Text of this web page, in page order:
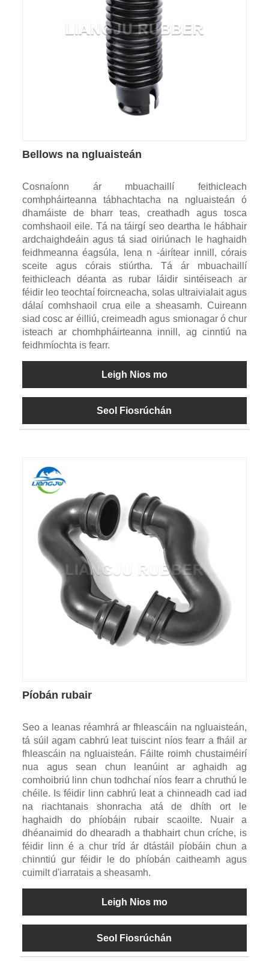
Bellows na ngluaisteán
Cosnaíonn ár mbuachaillí feithicleach
comhpháirteanna tábhachtacha na ngluaisteán ó
dhamáiste de bharr teas, creathadh agus tosca
comhshaoil ​​eile. Tá na táirgí seo deartha le hábhair
ardchaighdeáin agus tá siad oiriúnach le haghaidh
feidhmeanna éagsúla, lena n -áirítear innill, córais
sceite agus córais stiúrtha. Tá ár mbuachaillí
feithicleach déanta as rubar láidir sintéiseach ar
féidir leo teochtaí foircneacha, solas ultraivialait agus
dálaí comhshaoil ​​crua eile a sheasamh. Cuireann
siad cosc ​​ar éilliú, creimeadh agus smionagar ó chur
isteach ar chomhpháirteanna innill, ag cinntiú na
feidhmíochta is fearr.
Leigh Nios mo
Seol Fiosrúchán
Píobán rubair
Seo a leanas réamhrá ar fhleascáin na ngluaisteán,
tá súil agam cabhrú leat tuiscint níos fearr a fháil ar
fhleascáin na ngluaisteán. Fáilte roimh chustaiméirí
nua agus sean chun leanúint ar aghaidh ag
comhoibriú linn chun todhchaí níos fearr a chruthú le
chéile. Is féidir linn cabhrú leat a chinneadh cad iad
na riachtanais shonracha atá de dhíth ort le
haghaidh do phíobáin rubair scaoilte. Nuair a
dhéanaimid do dhearadh a thabhairt chun críche, is
féidir linn é a chur tríd ár dtástáil píobáin chun a
chinntiú gur féidir le do phíobán caitheamh agus
cuimilt d'iarratais a sheasamh.
Leigh Nios mo
Seol Fiosrúchán